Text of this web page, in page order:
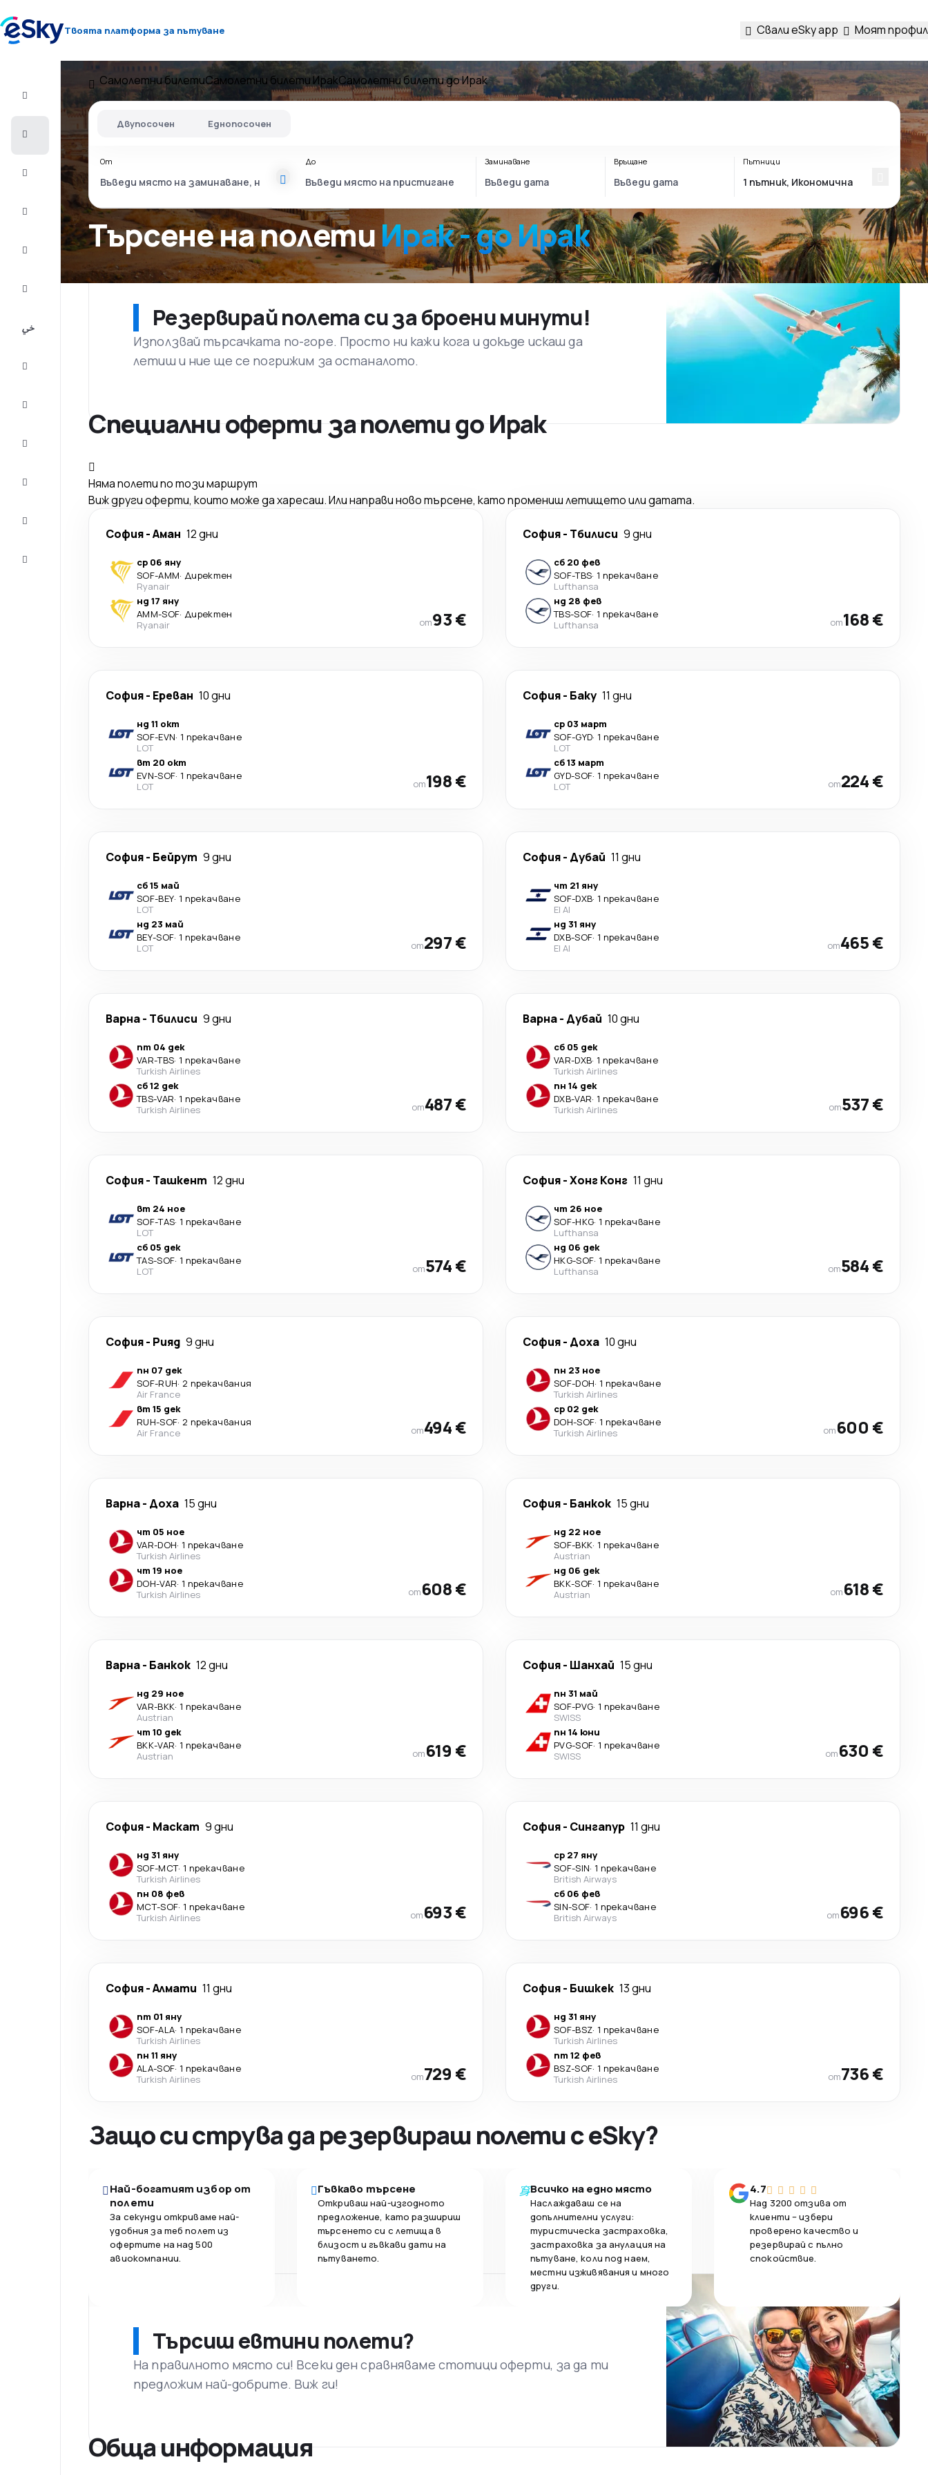
Твоята платформа за пътуване Свали eSky app Моят профил
Полет+Хотел
билети
Почивки
Самолетни билетиСамолетни билети ИракСамолетни билети до Ирак
Търсене на полетиИрак - до Ирак
Двупосочен Еднопосочен
От До Заминаване Връщане Пътници
Резервирай полета си за броени минути!
Използвай търсачката по-горе. Просто ни кажи кога и докъде искаш да
летиш и ние ще се погрижим за останалото.
Специални оферти за полети до Ирак
Няма полети по този маршрут
Виж други оферти, които може да харесаш. Или направи ново търсене, като промениш летището или датата.
София-Аман 12 дни
ср 06 яну
SOF-AMM· Директен
Ryanair
нд 17 яну
AMM-SOF· Директен
Ryanair
от93 €
София- Тбилиси 9 дни
сб 20 фев
SOF-TBS· 1 прекачване
Lufthansa
нд 28 фев
TBS-SOF· 1 прекачване
Lufthansa
от168 €
София- Ереван 10 дни
нд 11 окт
SOF-EVN· 1 прекачване
LOT
вт 20 окт
EVN-SOF· 1 прекачване
LOT
от198 €
София- Баку 11 дни
ср 03 март
SOF-GYD· 1 прекачване
LOT
сб 13 март
GYD-SOF· 1 прекачване
LOT
от224 €
София- Бейрут 9 дни
сб 15 май
SOF-BEY· 1 прекачване
LOT
нд 23 май
BEY-SOF· 1 прекачване
LOT
от297 €
София- Дубай 11 дни
чт 21 яну
SOF-DXB· 1 прекачване
El Al
нд 31 яну
DXB-SOF· 1 прекачване
El Al
от465 €
Варна- Тбилиси 9 дни
пт 04 дек
VAR-TBS· 1 прекачване
Turkish Airlines
сб 12 дек
TBS-VAR· 1 прекачване
Turkish Airlines
от487 €
Варна- Дубай 10 дни
сб 05 дек
VAR-DXB· 1 прекачване
Turkish Airlines
пн 14 дек
DXB-VAR· 1 прекачване
Turkish Airlines
от537 €
София- Ташкент 12 дни
вт 24 ное
SOF-TAS· 1 прекачване
LOT
сб 05 дек
TAS-SOF· 1 прекачване
LOT
от574 €
София-Хонг Конг 11 дни
чт 26 ное
SOF-HKG· 1 прекачване
Lufthansa
нд 06 дек
HKG-SOF· 1 прекачване
Lufthansa
от584 €
София- Рияд 9 дни
пн 07 дек
SOF-RUH· 2 прекачвания
Air France
вт 15 дек
RUH-SOF· 2 прекачвания
Air France
от494 €
София- Доха 10 дни
пн 23 ное
SOF-DOH· 1 прекачване
Turkish Airlines
ср 02 дек
DOH-SOF· 1 прекачване
Turkish Airlines
от600 €
Варна- Доха 15 дни
чт 05 ное
VAR-DOH· 1 прекачване
Turkish Airlines
чт 19 ное
DOH-VAR· 1 прекачване
Turkish Airlines
от608 €
София- Банкок 15 дни
нд 22 ное
SOF-BKK· 1 прекачване
Austrian
нд 06 дек
BKK-SOF· 1 прекачване
Austrian
от618 €
Варна- Банкок 12 дни
нд 29 ное
VAR-BKK· 1 прекачване
Austrian
чт 10 дек
BKK-VAR· 1 прекачване
Austrian
от619 €
София- Шанхай 15 дни
пн 31 май
SOF-PVG· 1 прекачване
SWISS
пн 14 юни
PVG-SOF· 1 прекачване
SWISS
от630 €
София- Маскат 9 дни
нд 31 яну
SOF-MCT· 1 прекачване
Turkish Airlines
пн 08 фев
MCT-SOF· 1 прекачване
Turkish Airlines
от693 €
София- Сингапур 11 дни
ср 27 яну
SOF-SIN· 1 прекачване
British Airways
сб 06 фев
SIN-SOF· 1 прекачване
British Airways
от696 €
София-Алмати 11 дни
пт 01 яну
SOF-ALA· 1 прекачване
Turkish Airlines
пн 11 яну
ALA-SOF· 1 прекачване
Turkish Airlines
от729 €
София- Бишкек 13 дни
нд 31 яну
SOF-BSZ· 1 прекачване
Turkish Airlines
пт 12 фев
BSZ-SOF· 1 прекачване
Turkish Airlines
от736 €
Защо си струва да резервираш полети с eSky?
Най-богатият избор от
полети
За секунди откриваме най-
удобния за теб полет из
офертите на над 500
авиокомпании.
Гъвкаво търсене
Откриваш най-изгодното
предложение, като разшириш
търсенето си с летища в
близост и гъвкави дати на
пътуването.
Всичко на едно място
Наслаждаваш се на
допълнителни услуги:
туристическа застраховка,
застраховка за анулация на
пътуване, коли под наем,
местни изживявания и много
други.
4.7
Над 3200 отзива от
клиенти – избери
проверено качество и
резервирай с пълно
спокойствие.
Търсиш евтини полети?
На правилното място си! Всеки ден сравняваме стотици оферти, за да ти
предложим най-добрите. Виж ги!
Обща информация